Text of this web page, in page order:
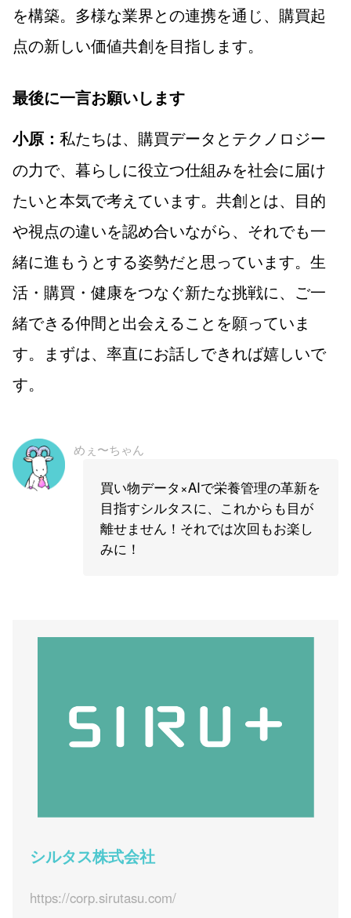
を構築。多様な業界との連携を通じ、購買起
点の新しい価値共創を目指します。
最後に一言お願いします
小原： 私たちは、購買データとテクノロジー
の力で、暮らしに役立つ仕組みを社会に届け
たいと本気で考えています。共創とは、目的
や視点の違いを認め合いながら、それでも一
緒に進もうとする姿勢だと思っています。生
活・購買・健康をつなぐ新たな挑戦に、ご一
緒できる仲間と出会えることを願っていま
す。まずは、率直にお話しできれば嬉しいで
す。
めぇ〜ちゃん
買い物データ×AIで栄養管理の革新を
目指すシルタスに、これからも目が
離せません！それでは次回もお楽し
みに！
シルタス株式会社
https://corp.sirutasu.com/